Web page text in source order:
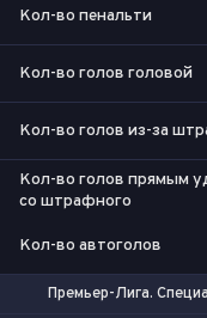
Кол-во пенальти
Кол-во голов головой
Кол-во голов из-за
Кол-во голов прямым
со штрафного
Кол-во автоголов
Премьер-Лига.